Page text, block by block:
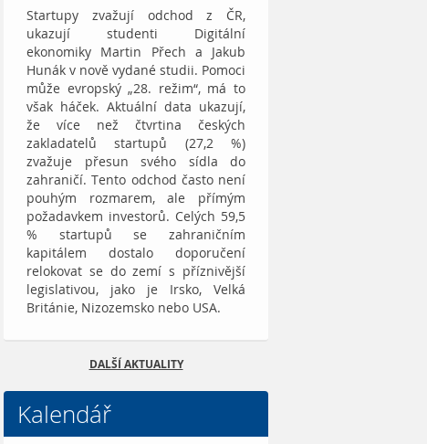
Startupy zvažují odchod z ČR,
ukazují studenti Digitální
ekonomiky Martin Přech a Jakub
Hunák v nově vydané studii. Pomoci
může evropský „28. režim“, má to
však háček. Aktuální data ukazují,
že více než čtvrtina českých
zakladatelů startupů (27,2 %)
zvažuje přesun svého sídla do
zahraničí. Tento odchod často není
pouhým rozmarem, ale přímým
požadavkem investorů. Celých 59,5
% startupů se zahraničním
kapitálem dostalo doporučení
relokovat se do zemí s příznivější
legislativou, jako je Irsko, Velká
Británie, Nizozemsko nebo USA.
DALŠÍ AKTUALITY
Kalendář